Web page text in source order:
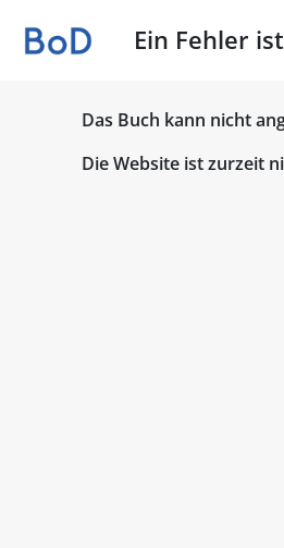
Ein Fehler
Das Buch kann nicht
Die Website ist zurzeit